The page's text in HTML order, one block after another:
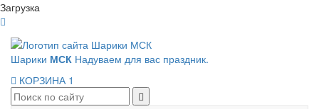
Загрузка
Шарики МСК Надуваем для вас праздник.
КОРЗИНА 1